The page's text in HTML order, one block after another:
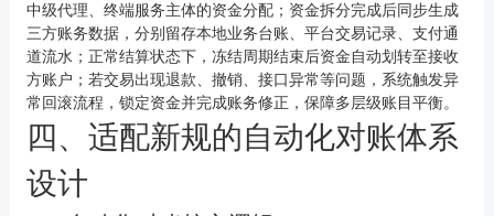
中级代理、终端服务主体的资金分配；资金拆分完成后同步生成
三方账务数据，分别留存本地业务台账、平台交易记录、支付通
道流水；正常结算状态下，冻结周期结束后资金自动划转至接收
方账户；若交易出现退款、撤销、接口异常等问题，系统触发异
常回滚流程，锁定资金并完成账务修正，保障多层级账目平衡。
四、适配新规的自动化对账体系
设计